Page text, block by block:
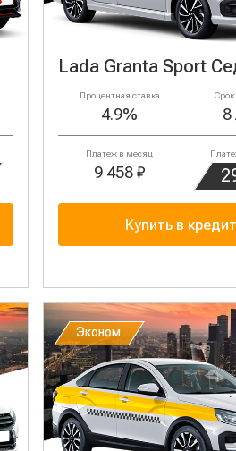
Lada Granta Sport
Процентная ставка
4.9%
Срок
8
Платеж в месяц
9 458 ₽
Купить в кредит
Эконом
Эконом